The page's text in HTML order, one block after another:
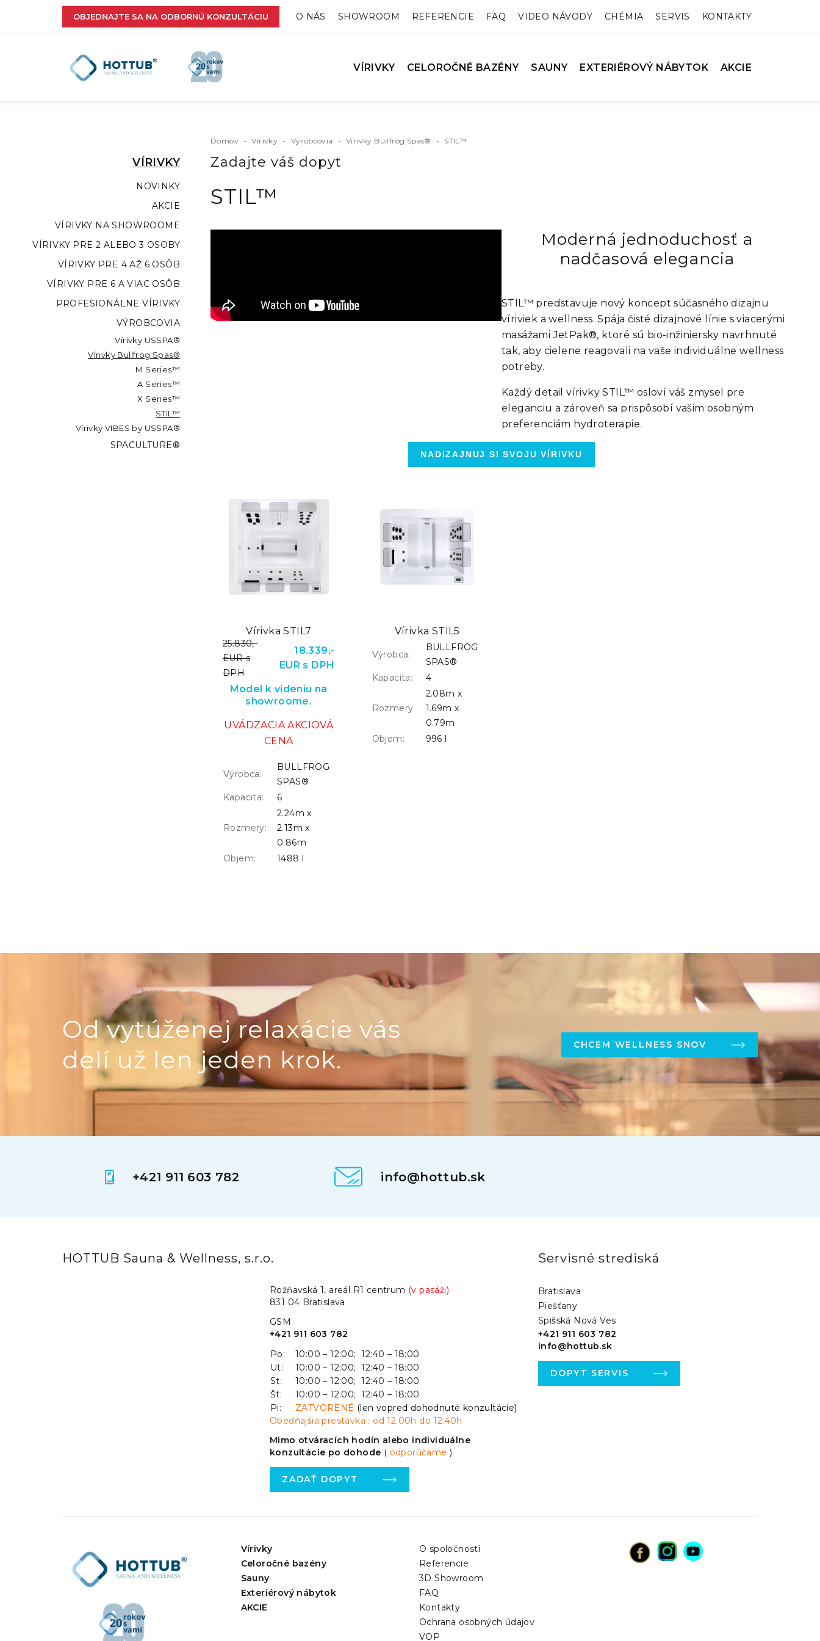
OBJEDNAJTE SA NA ODBORNÚ KONZULTÁCIU O NÁS SHOWROOM REFERENCIE FAQ VIDEO NÁVODY CHÉMIA SERVIS KONTAKTY
VÍRIVKY CELOROČNÉ BAZÉNY SAUNY EXTERIÉROVÝ NÁBYTOK AKCIE
VÍRIVKY
NOVINKY
AKCIE
VÍRIVKY NA SHOWROOME
VÍRIVKY PRE 2 ALEBO 3 OSOBY
VÍRIVKY PRE 4 AŽ 6 OSÔB
VÍRIVKY PRE 6 A VIAC OSÔB
PROFESIONÁLNE VÍRIVKY
VÝROBCOVIA
Vírivky USSPA®
Vírivky Bullfrog Spas®
M Series™
A Series™
X Series™
STIL™
Vírivky VIBES by USSPA®
SPACULTURE®
Domov - Vírivky - Výrobcovia - Vírivky Bullfrog Spas® - STIL™
Zadajte váš dopyt
STIL™
Moderná jednoduchosť a
nadčasová elegancia
STIL™ predstavuje nový koncept súčasného dizajnu
víriviek a wellness. Spája čisté dizajnové línie s viacerými
masážami JetPak®, ktoré sú bio-inžiniersky navrhnuté
tak, aby cielene reagovali na vaše individuálne wellness
potreby.
Každý detail vírivky STIL™ osloví váš zmysel pre
eleganciu a zároveň sa prispôsobí vašim osobným
preferenciám hydroterapie.
NADIZAJNUJ SI SVOJU VÍRIVKU
Vírivka STIL7
25.830,-
EUR s
DPH
18.339,-
EUR s DPH
Model k videniu na
showroome.
UVÁDZACIA AKCIOVÁ
CENA
Výrobca:
BULLFROG
SPAS®
Kapacita:
6
Rozmery:
2.24m x
2.13m x
0.86m
Objem:
1488 l
Vírivka STIL5
Výrobca:
BULLFROG
SPAS®
Kapacita:
4
Rozmery:
2.08m x
1.69m x
0.79m
Objem:
996 l
Od vytúženej relaxácie vás
delí už len jeden krok.
CHCEM WELLNESS SNOV
+421 911 603 782 info@hottub.sk
HOTTUB Sauna & Wellness, s.r.o.
Rožňavská 1, areál R1 centrum (v pasáži)
831 04 Bratislava
GSM
+421 911 603 782
Po:
10:00 – 12:00; 12:40 – 18:00
Ut:
10:00 – 12:00; 12:40 – 18:00
St:
10:00 – 12:00; 12:40 – 18:00
Št:
10:00 – 12:00; 12:40 – 18:00
Pi:
ZATVORENÉ (len vopred dohodnuté konzultácie)
Obedňajšia prestávka : od 12.00h do 12.40h
Mimo otváracích hodín alebo individuálne
konzultácie po dohode ( odporúčame).
ZADAŤ DOPYT
Servisné strediská
Bratislava
Piešťany
Spišská Nová Ves
+421 911 603 782
info@hottub.sk
DOPYT SERVIS
Vírivky
Celoročné bazény
Sauny
Exteriérový nábytok
AKCIE
O spoločnosti
Referencie
3D Showroom
FAQ
Kontakty
Ochrana osobných údajov
VOP